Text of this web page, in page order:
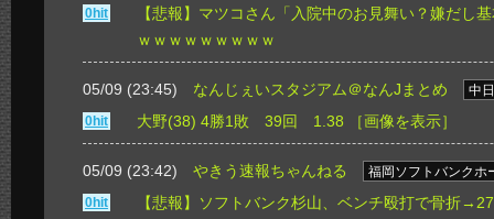
0hit
【悲報】マツコさん「入院中のお見舞い？嫌だし
ｗｗｗｗｗｗｗｗｗ
05/09 (23:45) なんじぇいスタジアム＠なんJまとめ
中
0hit
大野(38) 4勝1敗 39回 1.38 ［画像を表示］
05/09 (23:42) やきう速報ちゃんねる
福岡ソフトバンクホ
0hit
【悲報】ソフトバンク杉山、ベンチ殴打で骨折